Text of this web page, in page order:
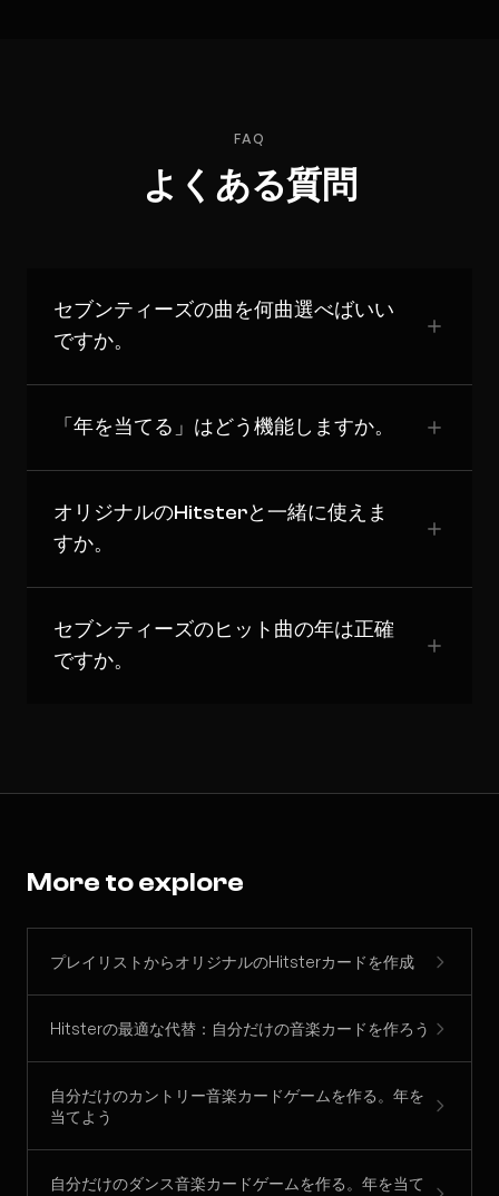
FAQ
よくある質問
セブンティーズの曲を何曲選べばいい
ですか。
「年を当てる」はどう機能しますか。
オリジナルのHitsterと一緒に使えま
すか。
セブンティーズのヒット曲の年は正確
ですか。
More to explore
プレイリストからオリジナルのHitsterカードを作成
Hitsterの最適な代替：自分だけの音楽カードを作ろう
自分だけのカントリー音楽カードゲームを作る。年を
当てよう
自分だけのダンス音楽カードゲームを作る。年を当て